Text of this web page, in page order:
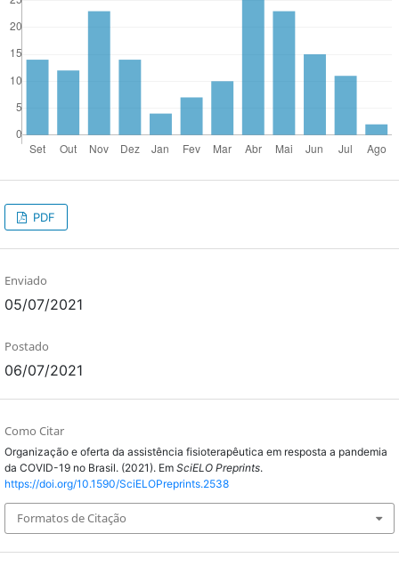
PDF
Enviado
05/07/2021
Postado
06/07/2021
Como Citar
Organização e oferta da assistência fisioterapêutica em resposta a pandemia
da COVID-19 no Brasil. (2021). Em SciELO Preprints.
https://doi.org/10.1590/SciELOPreprints.2538
Formatos de Citação